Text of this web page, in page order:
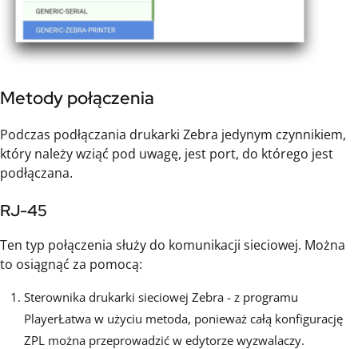
Metody połączenia
Podczas podłączania drukarki Zebra jedynym czynnikiem,
który należy wziąć pod uwagę, jest port, do którego jest
podłączana.
RJ-45
Ten typ połączenia służy do komunikacji sieciowej. Można
to osiągnąć za pomocą:
Sterownika drukarki sieciowej Zebra - z programu
PlayerŁatwa w użyciu metoda, ponieważ całą konfigurację
ZPL można przeprowadzić w edytorze wyzwalaczy.